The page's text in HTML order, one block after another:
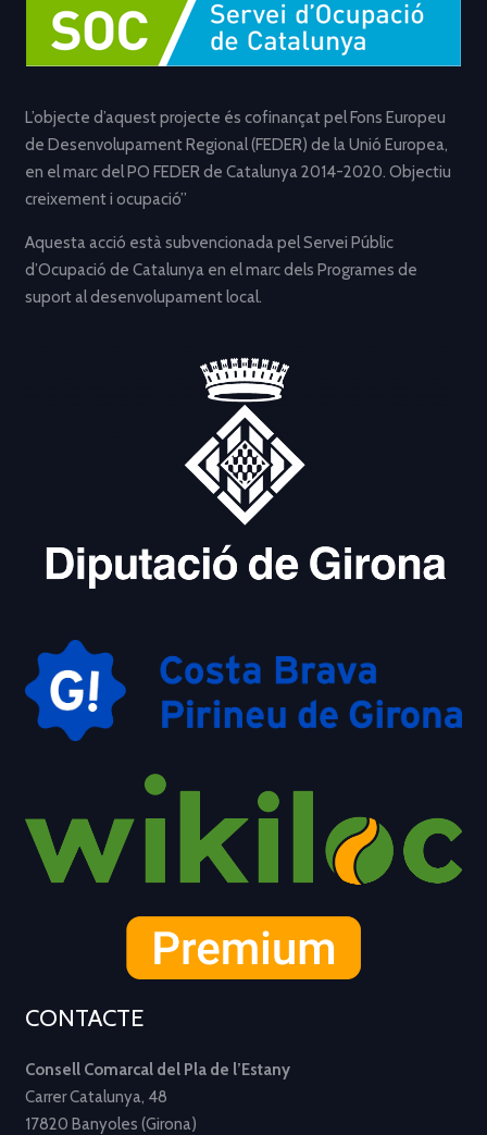
L’objecte d’aquest projecte és cofinançat pel Fons Europeu
de Desenvolupament Regional (FEDER) de la Unió Europea,
en el marc del PO FEDER de Catalunya 2014-2020. Objectiu
creixement i ocupació”
Aquesta acció està subvencionada pel Servei Públic
d’Ocupació de Catalunya en el marc dels Programes de
suport al desenvolupament local.
CONTACTE
Consell Comarcal del Pla de l’Estany
Carrer Catalunya, 48
17820 Banyoles (Girona)